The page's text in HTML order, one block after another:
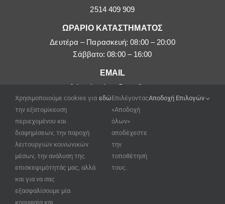
2514 409 909
ΩΡΑΡΙΟ ΚΑΤΑΣΤΗΜΑΤΟΣ
Δευτέρα – Παρασκευή: 08:00 – 20:00
Σάββατο: 08:00 – 16:00
EMAIL
afoipouloushop@gmail.com
Χρησιμοποιούμε cookies για
την εξατομίκευση
περιεχομένου και
διαφημίσεων, την παροχή
λειτουργιών κοινωνικών
μέσων, την ανάλυση της
επισκεψιμότητάς μας, αλλά
και για να σας
εξασφαλίσουμε μία
κορυφαία και
εδώΕπιλέγοντας
«Αποδοχή
όλων»
αποδέχεστε
την
τοποθέτησή
τους.
Αποδοχή Επιλογών